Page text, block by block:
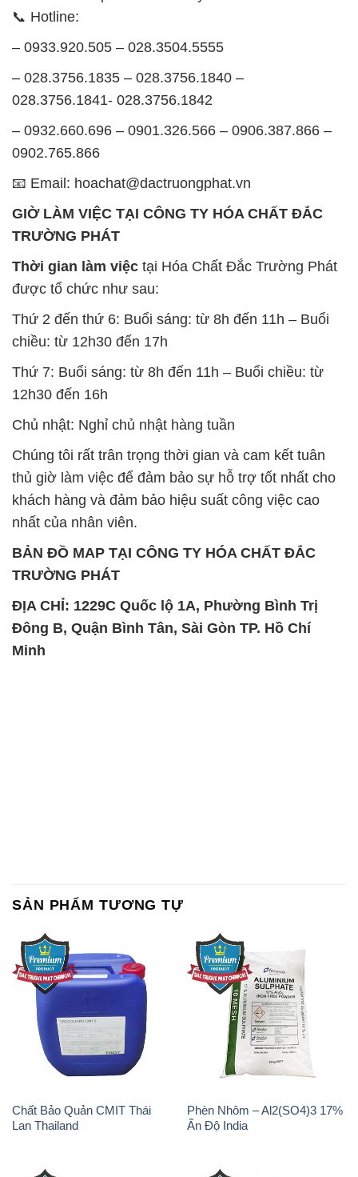
📞 Hotline:
– 0933.920.505 – 028.3504.5555
– 028.3756.1835 – 028.3756.1840 –
028.3756.1841- 028.3756.1842
– 0932.660.696 – 0901.326.566 – 0906.387.866 –
0902.765.866
📧 Email: hoachat@dactruongphat.vn
GIỜ LÀM VIỆC TẠI CÔNG TY HÓA CHẤT ĐẮC
TRƯỜNG PHÁT
Thời gian làm việc tại Hóa Chất Đắc Trường Phát
được tổ chức như sau:
Thứ 2 đến thứ 6: Buổi sáng: từ 8h đến 11h – Buổi
chiều: từ 12h30 đến 17h
Thứ 7: Buổi sáng: từ 8h đến 11h – Buổi chiều: từ
12h30 đến 16h
Chủ nhật: Nghỉ chủ nhật hàng tuần
Chúng tôi rất trân trọng thời gian và cam kết tuân
thủ giờ làm việc để đảm bảo sự hỗ trợ tốt nhất cho
khách hàng và đảm bảo hiệu suất công việc cao
nhất của nhân viên.
BẢN ĐỒ MAP TẠI CÔNG TY HÓA CHẤT ĐẮC
TRƯỜNG PHÁT
ĐỊA CHỈ: 1229C Quốc lộ 1A, Phường Bình Trị
Đông B, Quận Bình Tân, Sài Gòn TP. Hồ Chí
Minh
SẢN PHẨM TƯƠNG TỰ
Chất Bảo Quản CMIT Thái
Lan Thailand
Phèn Nhôm – Al2(SO4)3 17%
Ấn Độ India